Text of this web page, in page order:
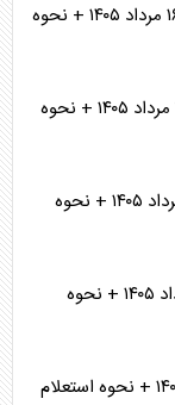
جدول قطعی برق استان کرمانشاه فردا جمعه ۱۶ مرداد ۱۴۰۵ + نحوه
جدول قطعی برق استان اصفهان فردا جمعه ۱۶ مرداد ۱۴۰۵ + نحوه
جدول قطعی برق استان فارس فردا جمعه ۱۶ مرداد ۱۴۰۵ + نحوه
جدول قطعی برق استان البرز فردا جمعه ۱۶ مرداد ۱۴۰۵ + نحوه